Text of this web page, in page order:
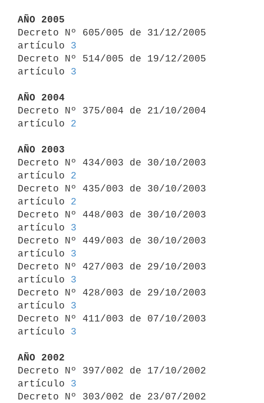
AÑO 2005
Decreto Nº 605/005 de 31/12/2005
artículo 3
Decreto Nº 514/005 de 19/12/2005
artículo 3
AÑO 2004
Decreto Nº 375/004 de 21/10/2004
artículo 2
AÑO 2003
Decreto Nº 434/003 de 30/10/2003
artículo 2
Decreto Nº 435/003 de 30/10/2003
artículo 2
Decreto Nº 448/003 de 30/10/2003
artículo 3
Decreto Nº 449/003 de 30/10/2003
artículo 3
Decreto Nº 427/003 de 29/10/2003
artículo 3
Decreto Nº 428/003 de 29/10/2003
artículo 3
Decreto Nº 411/003 de 07/10/2003
artículo 3
AÑO 2002
Decreto Nº 397/002 de 17/10/2002
artículo 3
Decreto Nº 303/002 de 23/07/2002